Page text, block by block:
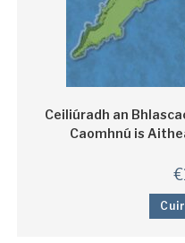
Ceiliúradh an
Caomhnú is
€